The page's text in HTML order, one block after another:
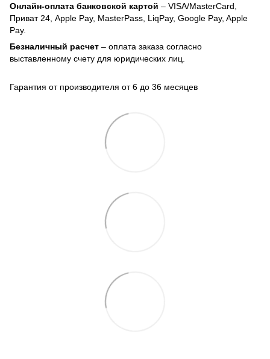
Онлайн-оплата банковской картой – VISA/MasterCard,
Приват 24, Apple Pay, MasterPass, LiqPay, Google Pay, Apple
Pay.
Безналичный расчет – оплата заказа согласно
выставленному счету для юридических лиц.
Гарантия от производителя от 6 до 36 месяцев